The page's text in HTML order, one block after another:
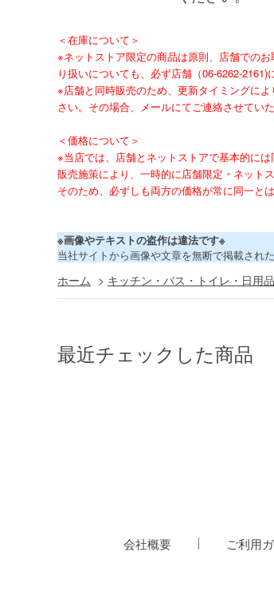
＜在庫について＞
※ネットストア限定の商品は原則、店舗での
り扱いについても、必ず店舗（06-6262-2161)
※店舗と同時販売のため、更新タイミングに
さい。その場合、メールにてご連絡させていた
＜価格について＞
※当店では、店舗とネットストアで基本的に
販売施策により、一時的に店舗限定・ネット
そのため、必ずしも両方の価格が常に同一とは
※画像やテキストの盗作は違法です※
当社サイトから画像や文章を無断で掲載され
ホーム > キッチン・バス・トイレ・日用品
最近チェックした商品
会社概要 ご利用